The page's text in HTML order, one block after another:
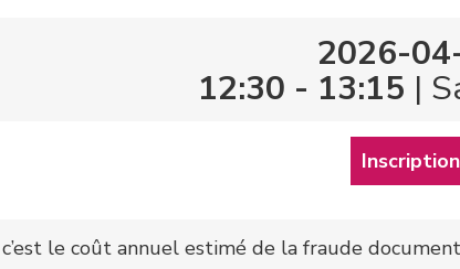
2026-
12:30 - 13:15 |
Inscription
le coût annuel estimé de la fraude